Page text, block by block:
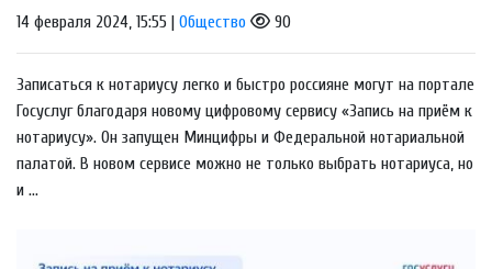
14 февраля 2024, 15:55 | Общество 90
Записаться к нотариусу легко и быстро россияне могут на портале
Госуслуг благодаря новому цифровому сервису «Запись на приём к
нотариусу». Он запущен Минцифры и Федеральной нотариальной
палатой. В новом сервисе можно не только выбрать нотариуса, но
и ...